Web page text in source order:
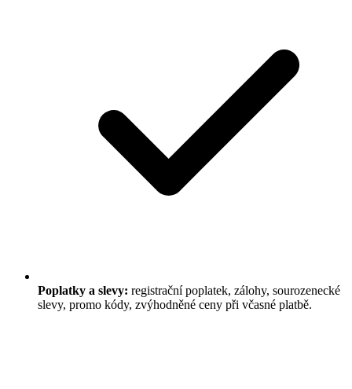
Poplatky a slevy: registrační poplatek, zálohy, sourozenecké
slevy, promo kódy, zvýhodněné ceny při včasné platbě.